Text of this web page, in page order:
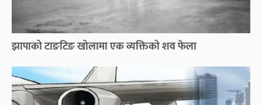
झापाको टाङटिङ खोलामा एक व्यक्तिको शव फेला